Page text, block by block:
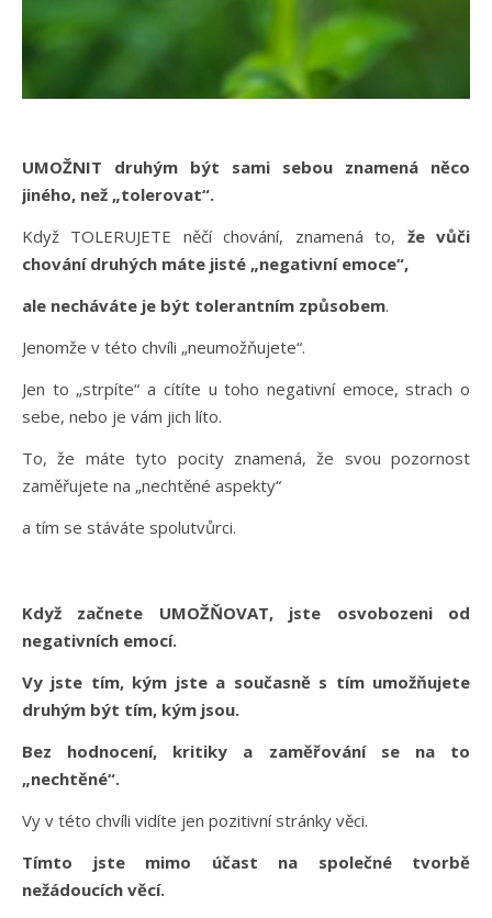
UMOŽNIT druhým být sami sebou znamená něco
jiného, než „tolerovat“.
Když TOLERUJETE něčí chování, znamená to, že vůči
chování druhých máte jisté „negativní emoce“,
ale necháváte je být tolerantním způsobem.
Jenomže v této chvíli „neumožňujete“.
Jen to „strpíte“ a cítíte u toho negativní emoce, strach o
sebe, nebo je vám jich líto.
To, že máte tyto pocity znamená, že svou pozornost
zaměřujete na „nechtěné aspekty“
a tím se stáváte spolutvůrci.
Když začnete UMOŽŇOVAT, jste osvobozeni od
negativních emocí.
Vy jste tím, kým jste a současně s tím umožňujete
druhým být tím, kým jsou.
Bez hodnocení, kritiky a zaměřování se na to
„nechtěné“.
Vy v této chvíli vidíte jen pozitivní stránky věci.
Tímto jste mimo účast na společné tvorbě
nežádoucích věcí.